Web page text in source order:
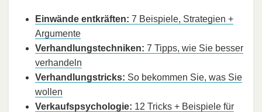
Einwände entkräften: 7 Beispiele, Strategien +
Argumente
Verhandlungstechniken: 7 Tipps, wie Sie besser
verhandeln
Verhandlungstricks: So bekommen Sie, was Sie
wollen
Verkaufspsychologie: 12 Tricks + Beispiele für